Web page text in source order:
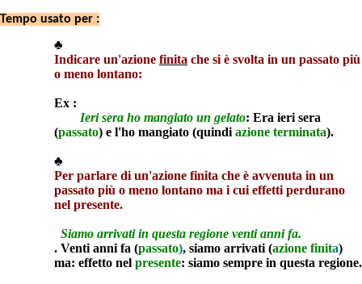
Tempo usato per :
♣
Indicare un'azione finita che si è svolta in un passato più
o meno lontano:
Ex :
Ieri sera ho mangiato un gelato: Era ieri sera
(passato) e l'ho mangiato (quindiazione terminata).
♣
Per parlare di un'azione finita che è avvenuta in un
passato più o meno lontano ma i cui effetti perdurano
nel presente.
Siamo arrivatiin questa regione venti anni fa.
. Venti anni fa (passato), siamo arrivati (azione finita)
ma: effetto nel presente: siamo sempre in questa regione.